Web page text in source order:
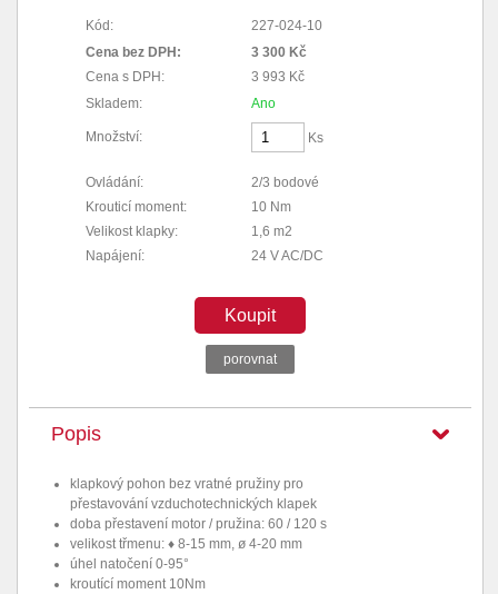
Kód:
227-024-10
Cena bez DPH:
3 300 Kč
Cena s DPH:
3 993 Kč
Skladem:
Ano
Množství: Ks
Ovládání:
2/3 bodové
Krouticí moment:
10 Nm
Velikost klapky:
1,6 m2
Napájení:
24 V AC/DC
Koupit
porovnat
Popis
klapkový pohon bez vratné pružiny pro
přestavování vzduchotechnických klapek
doba přestavení motor / pružina: 60 / 120 s
velikost třmenu: ♦ 8-15 mm, ø 4-20 mm
úhel natočení 0-95°
kroutící moment 10Nm